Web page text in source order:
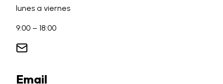
lunes a viernes
9:00 – 18:00
Email